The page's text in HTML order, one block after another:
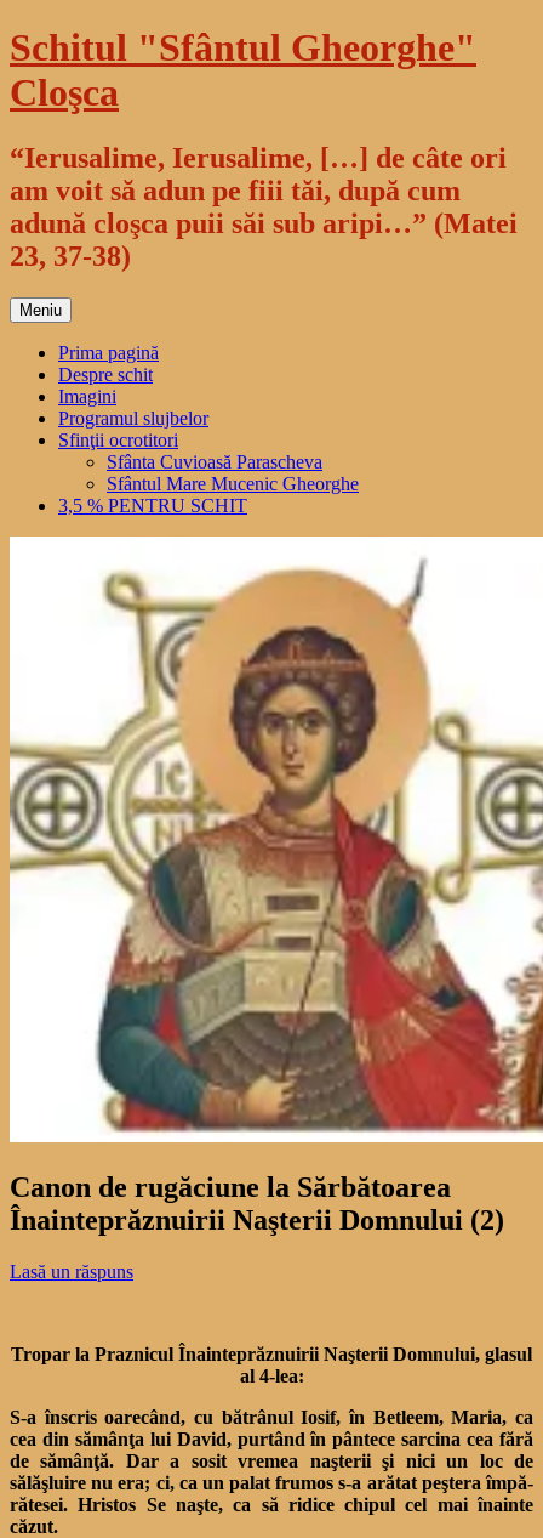
Sari
la
conținut
Schitul "Sfântul Gheorghe"
Cloşca
“Ierusalime, Ierusalime, […] de câte ori
am voit să adun pe fiii tăi, după cum
adună cloşca puii săi sub aripi…” (Matei
23, 37-38)
Meniu
Prima pagină
Despre schit
Imagini
Programul slujbelor
Sfinţii ocrotitori
Sfânta Cuvioasă Parascheva
Sfântul Mare Mucenic Gheorghe
3,5 % PENTRU SCHIT
Canon de rugăciune la Sărbătoarea
Înainteprăznuirii Naşterii Domnului (2)
Lasă un răspuns
Tropar la Praznicul Înainteprăznuirii Naşterii Domnului, glasul
al 4-lea:
S-a înscris oarecând, cu bă­trânul Iosif, în Betleem, Maria, ca
cea din sămânţa lui David, purtând în pântece sarcina cea fără
de sămânţă. Dar a sosit vremea naşterii şi nici un loc de
sălăşluire nu era; ci, ca un palat frumos s-a arătat peştera împă­
rătesei. Hristos Se naşte, ca să ridice chipul cel mai înainte
căzut.